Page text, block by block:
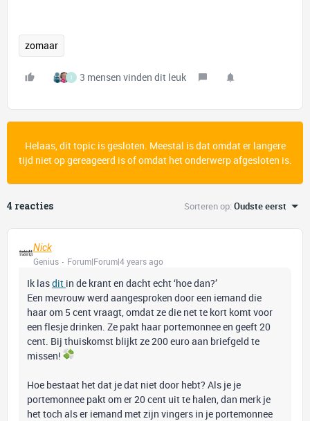
zomaar
I 3 mensen vinden dit leuk
Helaas, dit topic is gesloten. Meestal is dat omdat er langere
tijd niet op gereageerd is of omdat het onderwerp afgesloten is.
4 reacties Sorteren op:Oudste eerst
Nick
Genius
Forum|Forum|4 years ago
Ik lasdit in de krant en dacht echt ‘hoe dan?’
Een mevrouw werd aangesproken door een iemand die
haar om 5 cent vraagt, omdat ze die net te kort komt voor
een flesje drinken. Ze pakt haar portemonnee en geeft 20
cent. Bij thuiskomst blijkt ze 200 euro aan briefgeld te
missen!
Hoe bestaat het dat je dat niet door hebt? Als je je
portemonnee pakt om er 20 cent uit te halen, dan merk je
het toch als er iemand met zijn vingers in je portemonnee